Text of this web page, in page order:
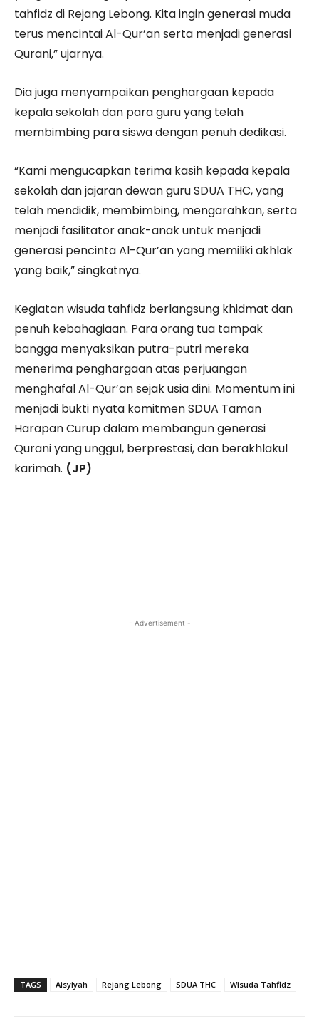
tahfidz di Rejang Lebong. Kita ingin generasi muda
terus mencintai Al-Qur’an serta menjadi generasi
Qurani,” ujarnya.
Dia juga menyampaikan penghargaan kepada
kepala sekolah dan para guru yang telah
membimbing para siswa dengan penuh dedikasi.
“Kami mengucapkan terima kasih kepada kepala
sekolah dan jajaran dewan guru SDUA THC, yang
telah mendidik, membimbing, mengarahkan, serta
menjadi fasilitator anak-anak untuk menjadi
generasi pencinta Al-Qur’an yang memiliki akhlak
yang baik,” singkatnya.
Kegiatan wisuda tahfidz berlangsung khidmat dan
penuh kebahagiaan. Para orang tua tampak
bangga menyaksikan putra-putri mereka
menerima penghargaan atas perjuangan
menghafal Al-Qur’an sejak usia dini. Momentum ini
menjadi bukti nyata komitmen SDUA Taman
Harapan Curup dalam membangun generasi
Qurani yang unggul, berprestasi, dan berakhlakul
karimah. (JP)
- Advertisement -
TAGS Aisyiyah Rejang Lebong SDUA THC Wisuda Tahfidz